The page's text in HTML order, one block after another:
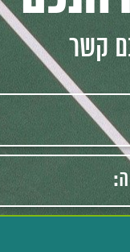
קשר